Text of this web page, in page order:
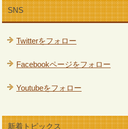
SNS
Twitterをフォロー
Facebookページをフォロー
Youtubeをフォロー
新着トピックス